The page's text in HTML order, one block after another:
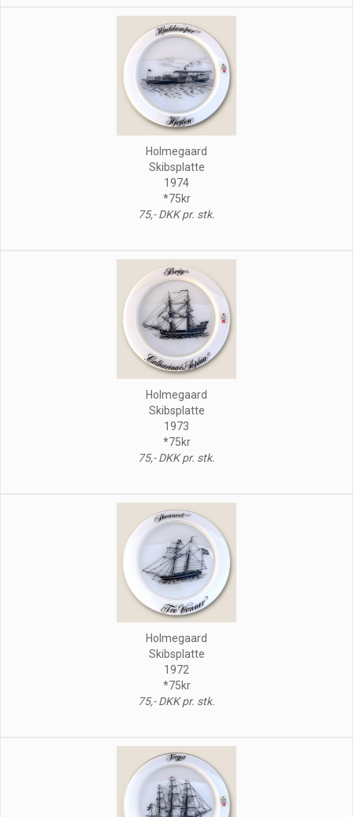
Holmegaard
Skibsplatte
1974
*75kr
75,- DKK pr. stk.
Holmegaard
Skibsplatte
1973
*75kr
75,- DKK pr. stk.
Holmegaard
Skibsplatte
1972
*75kr
75,- DKK pr. stk.